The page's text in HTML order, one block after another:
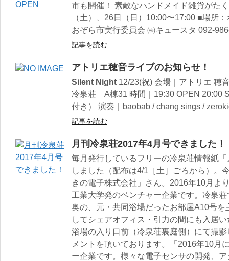
市も開催！ 素敵なハンドメイド雑貨がた
（土）、26日（日）10:00〜17:00 ■場所
おぞら市実行委員会 ㈱キュースタ 092-
記事を読む
アトリエ穂音ライブのお知らせ！
Silent Night 12/23(祝) 会場｜アトリ
冷泉荘 A棟31 時間｜19:30 OPEN 20:00
付き） 演奏｜baobab / chang sings /
記事を読む
月刊冷泉荘2017年4月号できました！
毎月発行しているフリーの冷泉荘情報紙
しました（配布は4/1［土］ごろから）。
きの電子株式会社」さん。2016年10月よ
工業大学発のベンチャー企業です。冷泉
奥の、元・共同浴場だったお部屋A10号
してシェアオフィス・引力の間にも入居
浴場の入り口前（冷泉荘裏庭側）にて撮
メントを頂いております。「2016年10月
ー企業です。様々な電子センサの開発、